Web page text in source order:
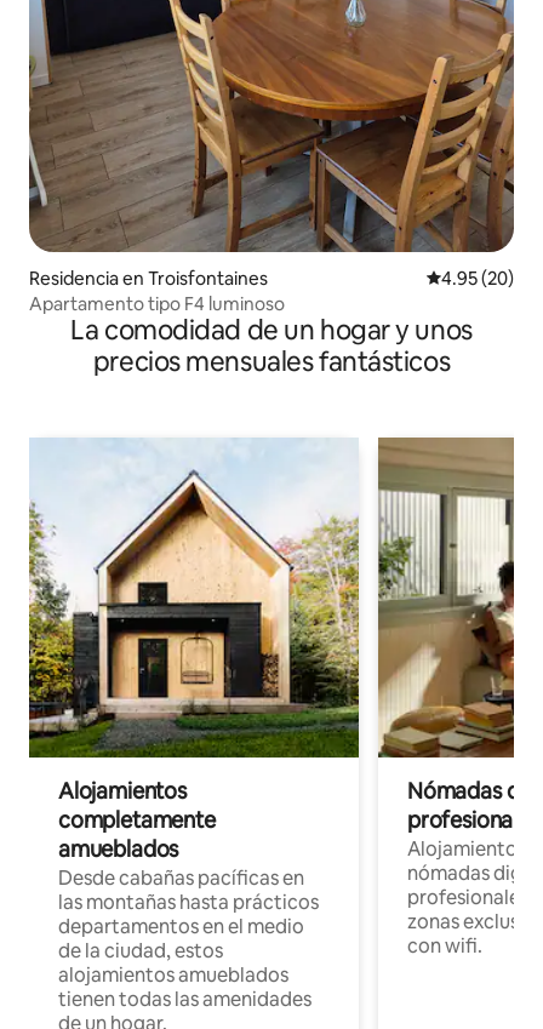
Residencia en Troisfontaines Calificación
4.95 (20)
Apartamento tipo F4 luminoso
La comodidad de un hogar y unos
precios mensuales fantásticos
Alojamientos
completamente
amueblados
Desde cabañas pacíficas en
las montañas hasta prácticos
departamentos en el medio
de la ciudad, estos
alojamientos amueblados
tienen todas las amenidades
de un hogar.
Nómadas
Alojamientos
nómadas
profesionales
zonas
con wifi.